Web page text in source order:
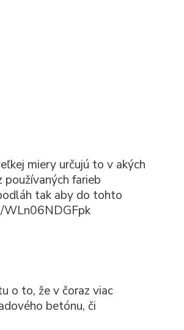
miery určujú to v akých
farieb
tak aby do tohto
WLn06NDGFpk
o to, že v čoraz viac
betónu, či